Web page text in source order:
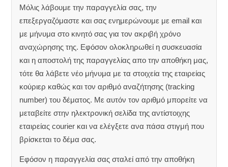
Μόλις λάβουμε την παραγγελία σας, την
επεξεργαζόμαστε και σας ενημερώνουμε με email και
με μήνυμα στο κινητό σας για τον ακριβή χρόνο
αναχώρησης της. Εφόσον ολοκληρωθεί η συσκευασία
και η αποστολή της παραγγελίας απο την αποθήκη μας,
τότε θα λάβετε νέο μήνυμα με τα στοιχεία της εταιρείας
κούριερ καθώς και τον αριθμό αναζήτησης (tracking
number) του δέματος. Με αυτόν τον αριθμό μπορείτε να
μεταβείτε στην ηλεκτρονική σελίδα της αντίστοιχης
εταιρείας courier και να ελέγξετε ανα πάσα στιγμή που
βρίσκεται το δέμα σας.
Εφόσον η παραγγελία σας σταλεί από την αποθήκη